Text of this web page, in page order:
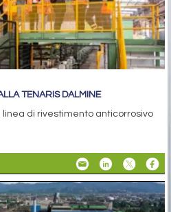
TENARIS DALMINE
linea di rivestimento anticorrosivo